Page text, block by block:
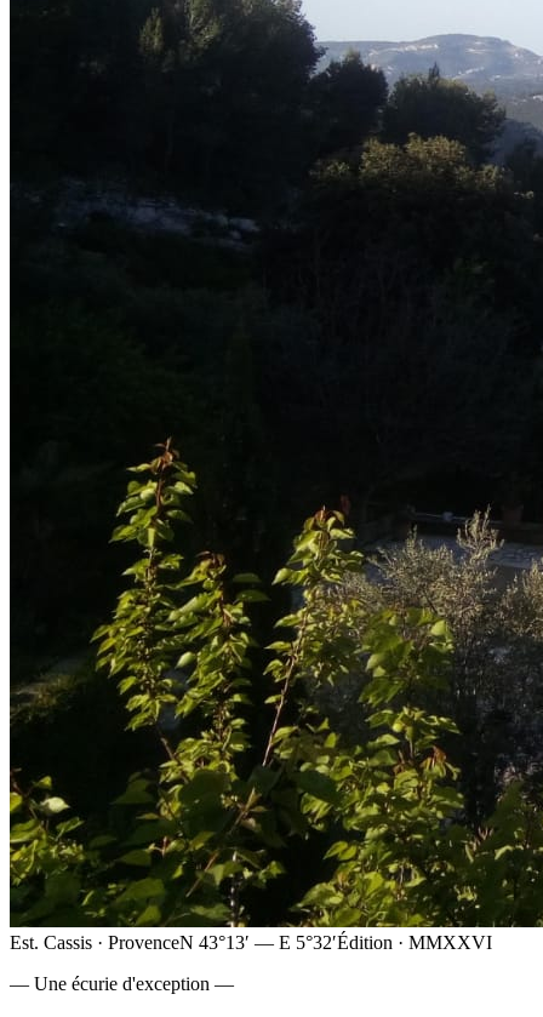
Est. Cassis · ProvenceN 43°13′ — E 5°32′Édition · MMXXVI
— Une écurie d'exception —